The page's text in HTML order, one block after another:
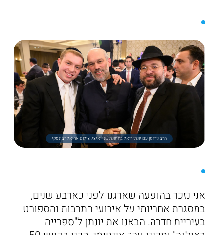
הרב נורדמן עם יונתן רזאל בחתונת שני ואיצי. צילום אריאל רבינסקי
אני נזכר בהופעה שארגנו לפני כארבע שנים,
במסגרת אחריותי על אירועי התרבות והספורט
בעיריית חדרה. הבאנו את יונתן ל"ספרייה